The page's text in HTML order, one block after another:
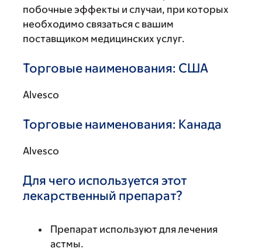
побочные эффекты и случаи, при которых
необходимо связаться с вашим
поставщиком медицинских услуг.
Торговые наименования: США
Alvesco
Торговые наименования: Канада
Alvesco
Для чего используется этот
лекарственный препарат?
Препарат используют для лечения
астмы.